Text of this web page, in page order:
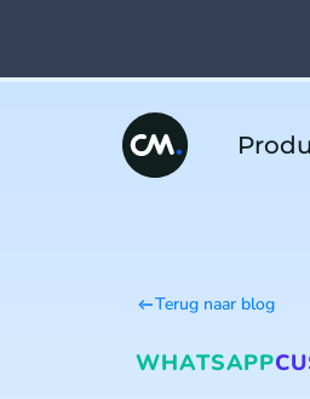
Terug naar blog
WHATSAPP